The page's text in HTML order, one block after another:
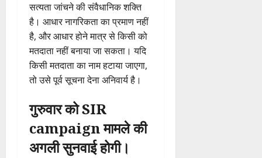
सत्यता जांचने की संवैधानिक शक्ति
है। आधार नागरिकता का प्रमाण नहीं
है, और आधार होने मात्र से किसी को
मतदाता नहीं बनाया जा सकता। यदि
किसी मतदाता का नाम हटाया जाएगा,
तो उसे पूर्व सूचना देना अनिवार्य है।
गुरुवार को SIR
campaign मामले की
अगली सुनवाई होगी।